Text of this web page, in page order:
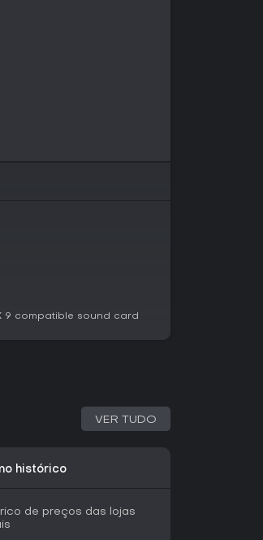
em vez de ação direta.
de exploração solo e
recompensando os
mescla pontos de
reviravoltas dimensionais
fora do comum.
demandas multiplayer,
o lançamento.
9 compatible sound card
VER TUDO
histórico
de preços das lojas